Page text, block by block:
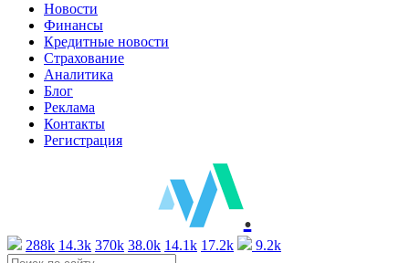
Новости
Финансы
Кредитные новости
Страхование
Аналитика
Блог
Реклама
Контакты
Регистрация
.
288k 14.3k 370k 38.0k 14.1k 17.2k 9.2k